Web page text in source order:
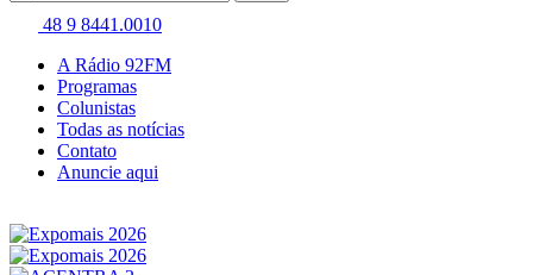
48 9 8441.0010
A Rádio 92FM
Programas
Colunistas
Todas as notícias
Contato
Anuncie aqui